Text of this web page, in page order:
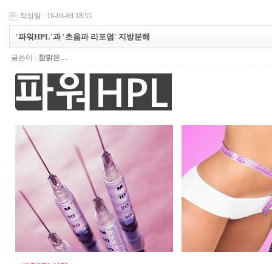
작성일 : 16-03-03 18:55
'파워HPL'과 '초음파 리포덤' 지방분해
글쓴이 : 참맑은…